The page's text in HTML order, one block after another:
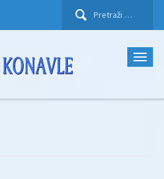
Pretraži: